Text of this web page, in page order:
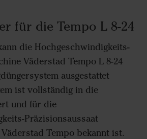
für die Tempo L 8-24
die Hochgeschwindigkeits-
Väderstad Tempo L 8-24
ausgestattet
ist vollständig in die
und für die
Präzisionsaussaat
Tempo bekannt ist.